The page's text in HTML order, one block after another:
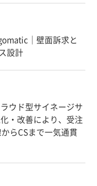
｜壁面訴求と
設計
ウド型サイネージサ
・改善により、受注
らCSまで一気通貫